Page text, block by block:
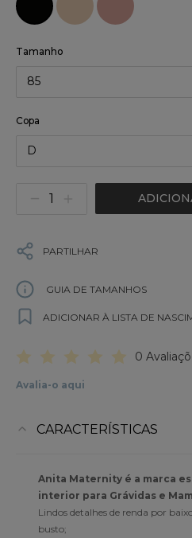
Tamanho
85
Copa
D
PARTILHAR
GUIA DE TAMANHOS
ADICIONAR À LISTA DE
0
Avalia-o aqui
CARACTERÍSTICAS
Anita Maternity é a marca
interior para Grávidas e
Lindos detalhes de renda por
busto;